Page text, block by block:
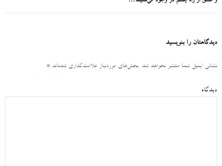
دیدگاهتان را بنویسید
نشانی ایمیل شما منتشر نخواهد شد. بخش‌های موردنیاز علامت‌گذاری شده‌اند *
دیدگاه